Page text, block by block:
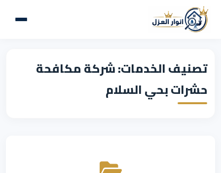
تصنيف الخدمات: شركة مكافحة
حشرات بحي السلام